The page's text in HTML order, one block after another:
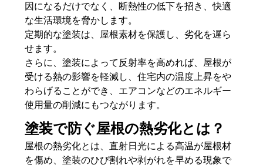
因になるだけでなく、断熱性の低下を招き、快適
な生活環境を脅かします。
定期的な塗装は、屋根素材を保護し、劣化を遅ら
せます。
さらに、塗装によって反射率を高めれば、屋根が
受ける熱の影響を軽減し、住宅内の温度上昇をや
わらげることができ、エアコンなどのエネルギー
使用量の削減にもつながります。
塗装で防ぐ屋根の熱劣化とは？
屋根の熱劣化とは、直射日光による高温が屋根材
を傷め、塗装のひび割れや剥がれを早める現象で